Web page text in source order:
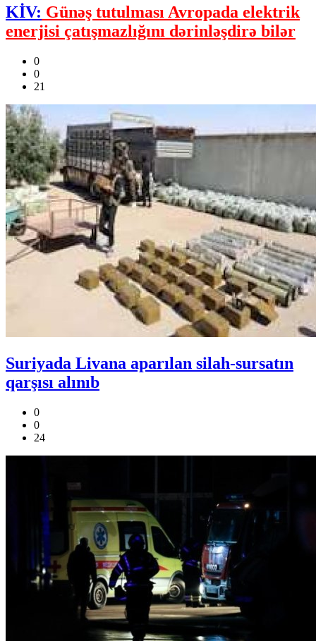
KİV: Günəş tutulması Avropada elektrik
enerjisi çatışmazlığını dərinləşdirə bilər
0
0
21
Suriyada Livana aparılan silah-sursatın
qarşısı alınıb
0
0
24